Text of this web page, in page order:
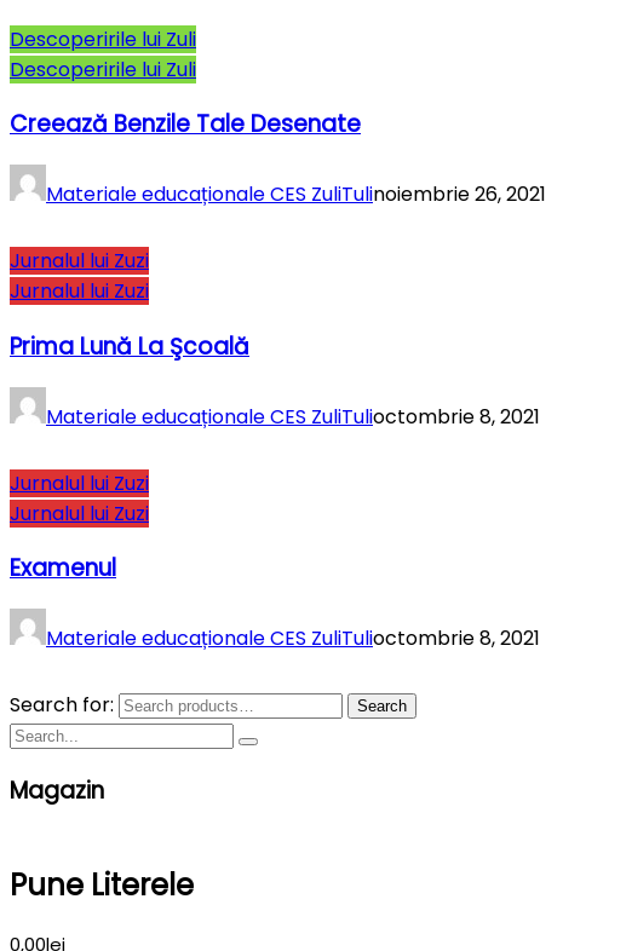
Descoperirile lui Zuli
Descoperirile lui Zuli
Creează Benzile Tale Desenate
Materiale educaționale CES ZuliTulinoiembrie 26, 2021
Jurnalul lui Zuzi
Jurnalul lui Zuzi
Prima Lună La Şcoală
Materiale educaționale CES ZuliTulioctombrie 8, 2021
Jurnalul lui Zuzi
Jurnalul lui Zuzi
Examenul
Materiale educaționale CES ZuliTulioctombrie 8, 2021
Search for: Search
Magazin
Pune Literele
0,00lei